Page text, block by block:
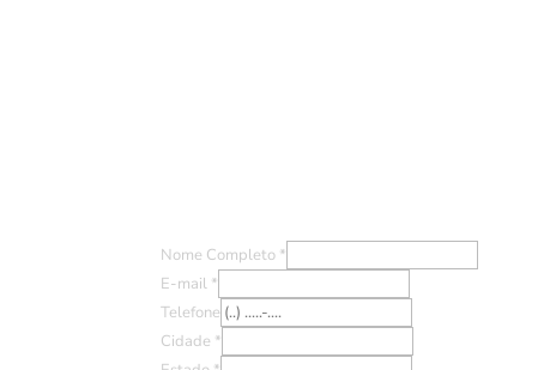
Nome Completo *
E-mail *
Telefone
Cidade *